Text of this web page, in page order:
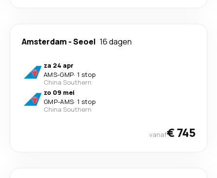
Amsterdam -Seoel 16 dagen
za 24 apr
AMS-GMP· 1 stop
China Southern
zo 09 mei
GMP-AMS· 1 stop
China Southern
vanaf€ 745